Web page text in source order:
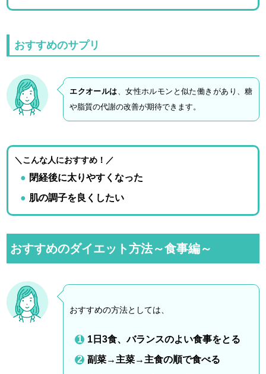
おすすめのサプリ
エクオールは 、女性ホルモンと似た働きがあり、糖
や脂質の代謝の改善が期待できます。
＼こんな人におすすめ！／
閉経後に太りやすくなった
肌の調子を良くしたい
おすすめのダイエット方法～食事編～
おすすめの方法としては、
1日3食、バランスのよい食事をとる
副菜→主菜→主食の順で食べる